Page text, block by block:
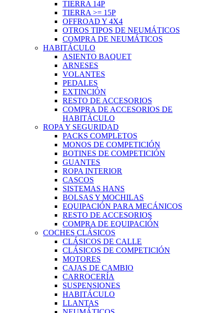
TIERRA 14P
TIERRA >= 15P
OFFROAD Y 4X4
OTROS TIPOS DE NEUMÁTICOS
COMPRA DE NEUMÁTICOS
HABITÁCULO
ASIENTO BAQUET
ARNESES
VOLANTES
PEDALES
EXTINCIÓN
RESTO DE ACCESORIOS
COMPRA DE ACCESORIOS DE
HABITÁCULO
ROPA Y SEGURIDAD
PACKS COMPLETOS
MONOS DE COMPETICIÓN
BOTINES DE COMPETICIÓN
GUANTES
ROPA INTERIOR
CASCOS
SISTEMAS HANS
BOLSAS Y MOCHILAS
EQUIPACIÓN PARA MECÁNICOS
RESTO DE ACCESORIOS
COMPRA DE EQUIPACIÓN
COCHES CLÁSICOS
CLÁSICOS DE CALLE
CLÁSICOS DE COMPETICIÓN
MOTORES
CAJAS DE CAMBIO
CARROCERÍA
SUSPENSIONES
HABITÁCULO
LLANTAS